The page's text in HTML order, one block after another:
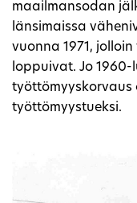
maailmansodan
länsimaissa
vuonna 1971,
loppuivat. Jo
työttömyyskorvaus
työttömyystueksi.